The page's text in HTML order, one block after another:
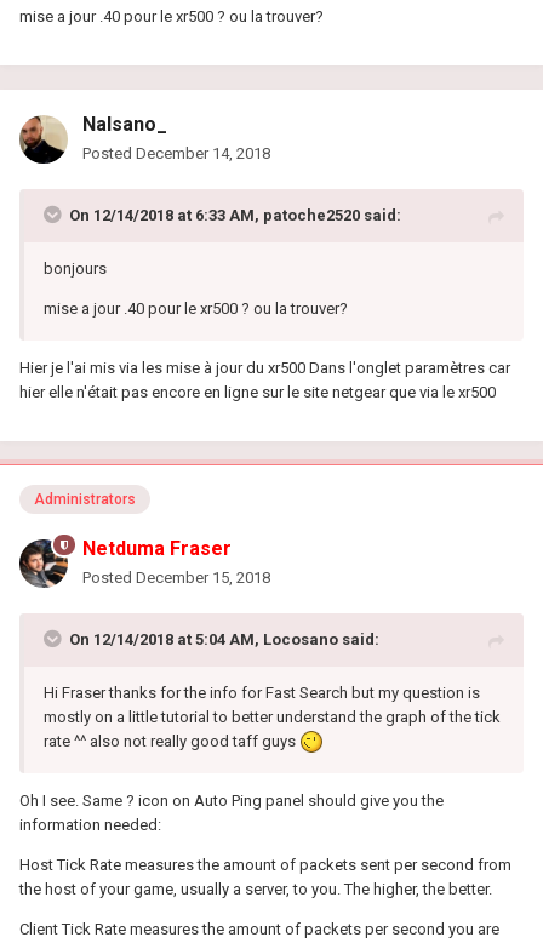
mise a jour .40 pour le xr500 ? ou la trouver?
Nalsano_
Posted December 14, 2018
On 12/14/2018 at 6:33 AM, patoche2520 said:
bonjours
mise a jour .40 pour le xr500 ? ou la trouver?
Hier je l'ai mis via les mise à jour du xr500 Dans l'onglet paramètres car
hier elle n'était pas encore en ligne sur le site netgear que via le xr500
Administrators
Netduma Fraser
Posted December 15, 2018
On 12/14/2018 at 5:04 AM, Locosano said:
Hi Fraser thanks for the info for Fast Search but my question is
mostly on a little tutorial to better understand the graph of the tick
rate ^^ also not really good taff guys
Oh I see. Same ? icon on Auto Ping panel should give you the
information needed:
Host Tick Rate measures the amount of packets sent per second from
the host of your game, usually a server, to you. The higher, the better.
Client Tick Rate measures the amount of packets per second you are